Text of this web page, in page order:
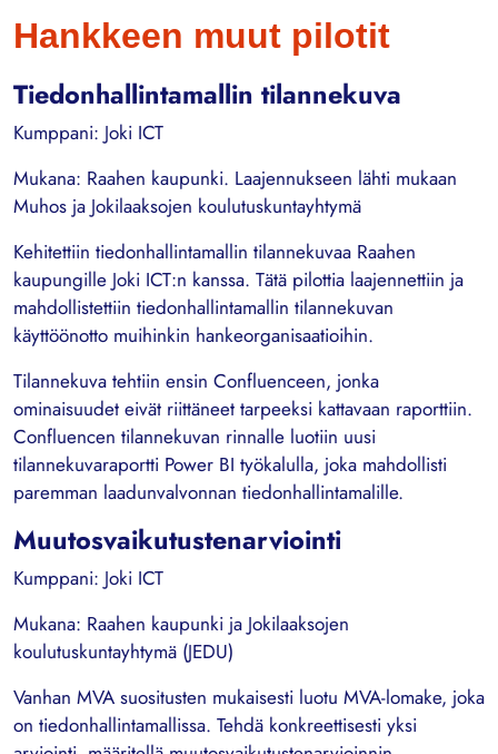
Hankkeen muut pilotit
Tiedonhallintamallin tilannekuva
Kumppani: Joki ICT
Mukana: Raahen kaupunki. Laajennukseen lähti mukaan
Muhos ja Jokilaaksojen koulutuskuntayhtymä
Kehitettiin tiedonhallintamallin tilannekuvaa Raahen
kaupungille Joki ICT:n kanssa. Tätä pilottia laajennettiin ja
mahdollistettiin tiedonhallintamallin tilannekuvan
käyttöönotto muihinkin hankeorganisaatioihin.
Tilannekuva tehtiin ensin Confluenceen, jonka
ominaisuudet eivät riittäneet tarpeeksi kattavaan raporttiin.
Confluencen tilannekuvan rinnalle luotiin uusi
tilannekuvaraportti Power BI työkalulla, joka mahdollisti
paremman laadunvalvonnan tiedonhallintamalille.
Muutosvaikutustenarviointi
Kumppani: Joki ICT
Mukana: Raahen kaupunki ja Jokilaaksojen
koulutuskuntayhtymä (JEDU)
Vanhan MVA suositusten mukaisesti luotu MVA-lomake, joka
on tiedonhallintamallissa. Tehdä konkreettisesti yksi